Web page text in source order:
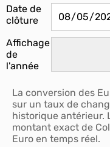
Date de
clôture
Affichage
de
l'année
La conversion des
sur un taux de
historique antérieur.
montant exact de
Euro en temps réel.